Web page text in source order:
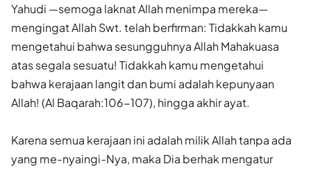
Yahudi —semoga laknat Allah menimpa mereka—
mengingat Allah Swt. telah berfirman: Tidakkah kamu
mengetahui bahwa sesungguhnya Allah Mahakuasa
atas segala sesuatu! Tidakkah kamu mengetahui
bahwa kerajaan langit dan bumi adalah kepunyaan
Allah! (Al Baqarah:106-107), hingga akhir ayat.
Karena semua kerajaan ini adalah milik Allah tanpa ada
yang me-nyaingi-Nya, maka Dia berhak mengatur